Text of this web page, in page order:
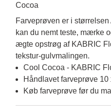
Cocoa
Farveprøven er i
kan du nemt teste, mærke
ægte opstrøg af KABRIC
tekstur-gulvmalingen.
Cool Cocoa - KABRIC
Håndlavet farveprøve 10
Køb farveprøve før du